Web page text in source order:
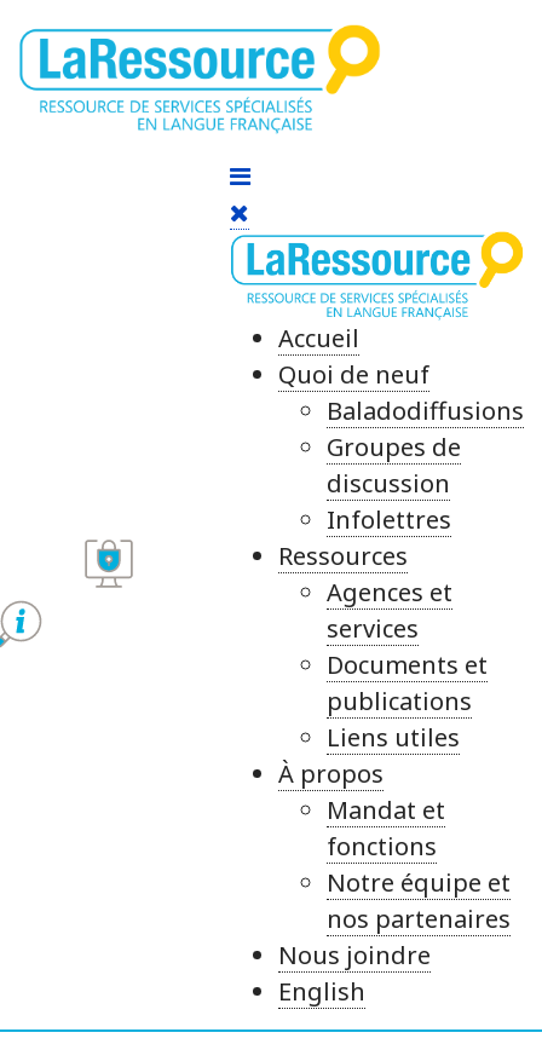
Accueil
Quoi de neuf
Baladodiffusions
Groupes de
discussion
Infolettres
Ressources
Agences et
services
Documents et
publications
Liens utiles
À propos
Mandat et
fonctions
Notre équipe et
nos partenaires
Nous joindre
English